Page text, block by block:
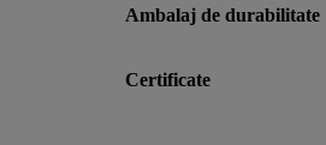
Ambalaj de durabilitate
Certificate